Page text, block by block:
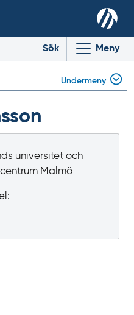
Sök Meny
universitet och
Malmö
Undermeny